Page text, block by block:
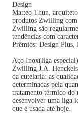
Design
Matteo Thun,
produtos Zwilling com
Zwilling são
tendências com
Prêmios: Design
Aço Inox(liga especial)
Zwilling J.A.
da cutelaria: as
determinadas pela
tratamento térmico do
desenvolver uma liga
que é usada até hoje.